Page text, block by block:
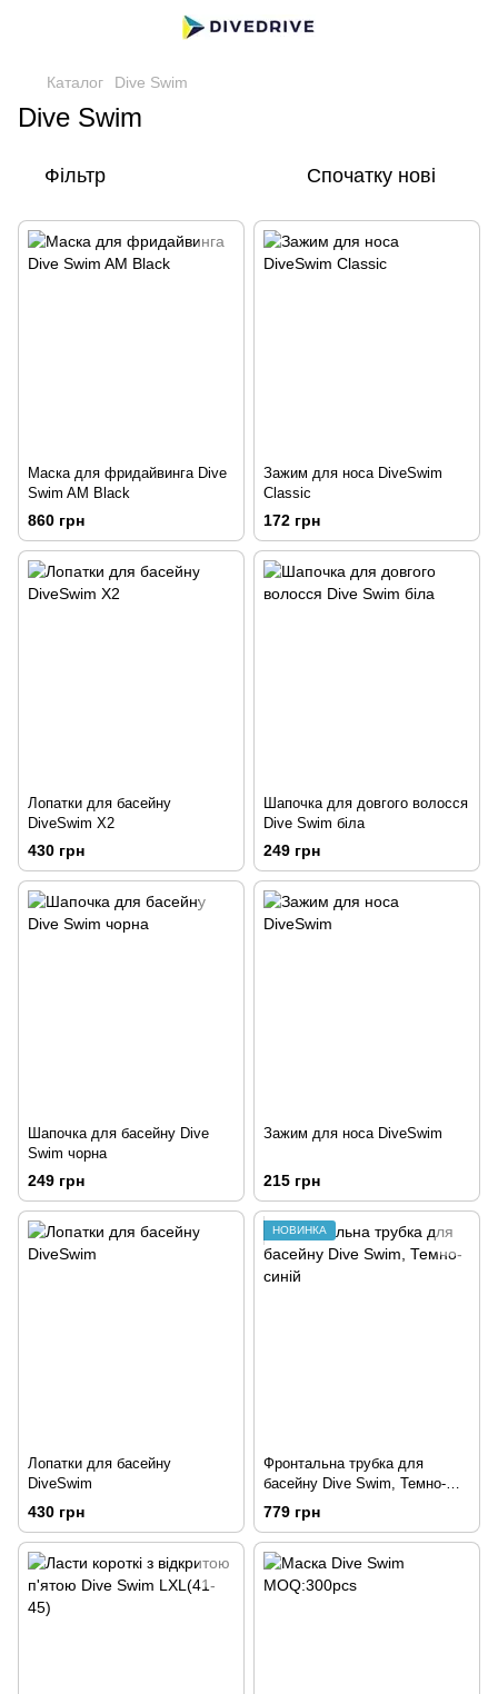
Каталог Dive Swim
Dive Swim
Фільтр Спочатку нові
Маска для фридайвинга Dive
Swim AM Black
860 грн
Зажим для носа DiveSwim
Classic
172 грн
Лопатки для басейну
DiveSwim X2
430 грн
Шапочка для довгого волосся
Dive Swim біла
249 грн
Шапочка для басейну Dive
Swim чорна
249 грн
Зажим для носа DiveSwim
215 грн
Лопатки для басейну
DiveSwim
430 грн
НОВИНКА
Фронтальна трубка для
басейну Dive Swim, Темно-
синій
779 грн